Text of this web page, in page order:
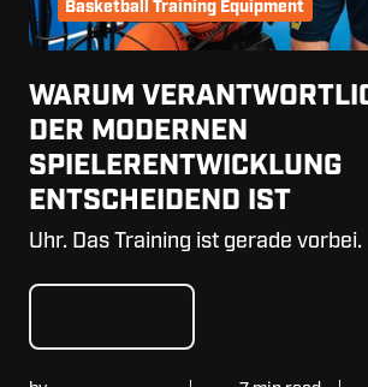
WARUM
DER MODERNEN
SPIELERENTWICKLUNG
ENTSCHEIDEND IST
Uhr. Das Training ist gerade vorbei.
Basketball Training Equipment